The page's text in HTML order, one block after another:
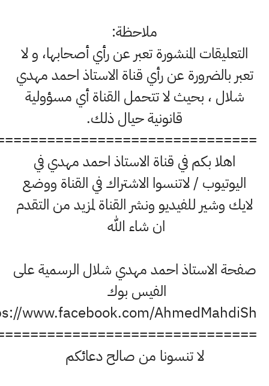
ملاحظة:
المنشورة تعبر عن رأي أصحابها، و لا
بالضرورة عن رأي قناة الاستاذ احمد مهدي
، بحيث لا تتحمل القناة أي مسؤولية
قانونية حيال ذلك.
بكم في قناة الاستاذ احمد مهدي في
/ لاتنسوا الاشتراك في القناة ووضع
وشير للفيديو ونشر القناة لمزيد من التقدم
ان شاء الله
الاستاذ احمد مهدي شلال الرسمية على
الفيس بوك
https://www.facebook.com/
لا تنسونا من صالح دعائكم